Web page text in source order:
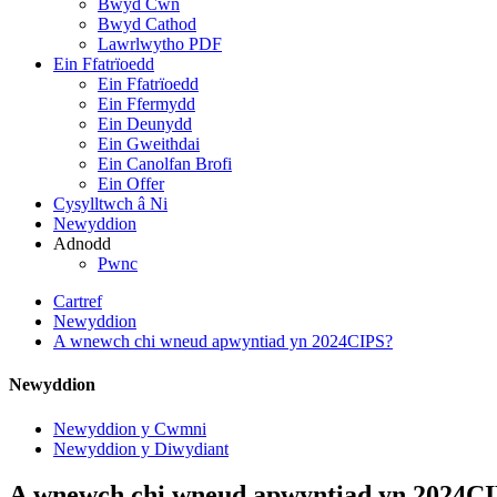
Bwyd Cŵn
Bwyd Cathod
Lawrlwytho PDF
Ein Ffatrïoedd
Ein Ffatrïoedd
Ein Ffermydd
Ein Deunydd
Ein Gweithdai
Ein Canolfan Brofi
Ein Offer
Cysylltwch â Ni
Newyddion
Adnodd
Pwnc
Cartref
Newyddion
A wnewch chi wneud apwyntiad yn 2024CIPS?
Newyddion
Newyddion y Cwmni
Newyddion y Diwydiant